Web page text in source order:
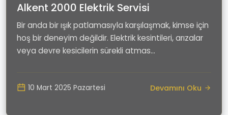
Alkent 2000 Elektrik Servisi
Bir anda bir ışık patlamasıyla karşılaşmak, kimse için
hoş bir deneyim değildir. Elektrik kesintileri, arızalar
veya devre kesicilerin sürekli atmas...
10 Mart 2025 Pazartesi Devamını Oku